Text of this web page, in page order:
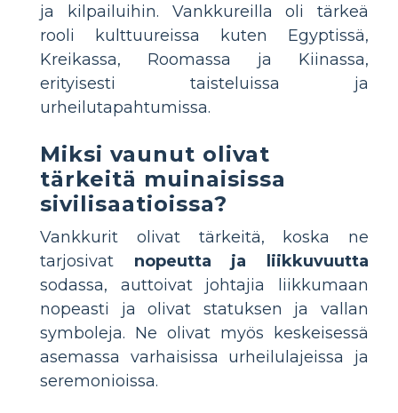
ja kilpailuihin. Vankkureilla oli tärkeä
rooli kulttuureissa kuten Egyptissä,
Kreikassa, Roomassa ja Kiinassa,
erityisesti taisteluissa ja
urheilutapahtumissa.
Miksi vaunut olivat
tärkeitä muinaisissa
sivilisaatioissa?
Vankkurit olivat tärkeitä, koska ne
tarjosivat nopeutta ja liikkuvuutta
sodassa, auttoivat johtajia liikkumaan
nopeasti ja olivat statuksen ja vallan
symboleja. Ne olivat myös keskeisessä
asemassa varhaisissa urheilulajeissa ja
seremonioissa.